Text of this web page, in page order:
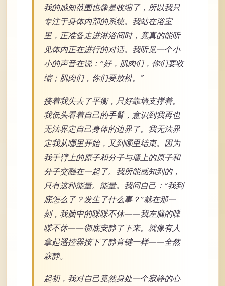
我的感知范围也像是收缩了，所以我只
专注于身体内部的系统。我站在浴室
里，正准备走进淋浴间时，竟真的能听
见体内正在进行的对话。我听见一个小
小的声音在说：“好，肌肉们，你们要收
缩；肌肉们，你们要放松。”
接着我失去了平衡，只好靠墙支撑着。
我低头看着自己的手臂，意识到我再也
无法界定自己身体的边界了。我无法界
定我从哪里开始，又到哪里结束。因为
我手臂上的原子和分子与墙上的原子和
分子交融在一起了。我所能感知到的，
只有这种能量。能量。我问自己：“我到
底怎么了？发生了什么事？”就在那一
刻，我脑中的喋喋不休——我左脑的喋
喋不休——彻底安静了下来。就像有人
拿起遥控器按下了静音键一样——全然
寂静。
起初，我对自己竟然身处一个寂静的心